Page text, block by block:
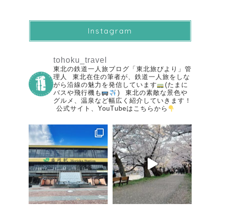
Instagram
tohoku_travel
東北の鉄道一人旅ブログ「東北旅びより」管
理人
東北在住の筆者が、鉄道一人旅をしな
がら沿線の魅力を発信しています
(たまに
バスや飛行機も
)
東北の素敵な景色や
グルメ、温泉など幅広く紹介していきます！
公式サイト、YouTubeはこちらから